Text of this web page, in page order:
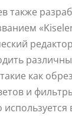
также
как
и